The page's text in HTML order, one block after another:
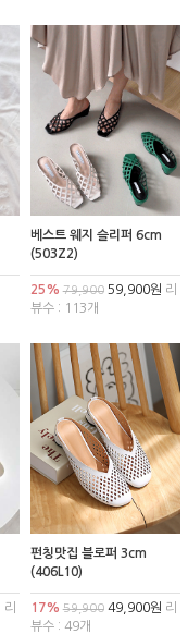
베스트 웨지 슬리퍼 6cm
(503Z2)
25% 79,90059,900원 리
뷰수 : 113개
리
펀칭맛집 블로퍼 3cm
(406L10)
17% 59,90049,900원 리
뷰수 : 49개